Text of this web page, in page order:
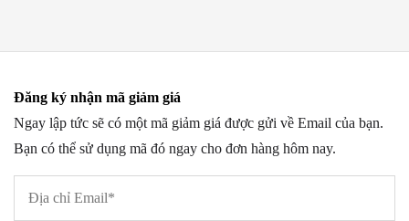
Đăng ký nhận mã giảm giá
Ngay lập tức sẽ có một mã giảm giá được gửi về Email của bạn.
Bạn có thể sử dụng mã đó ngay cho đơn hàng hôm nay.